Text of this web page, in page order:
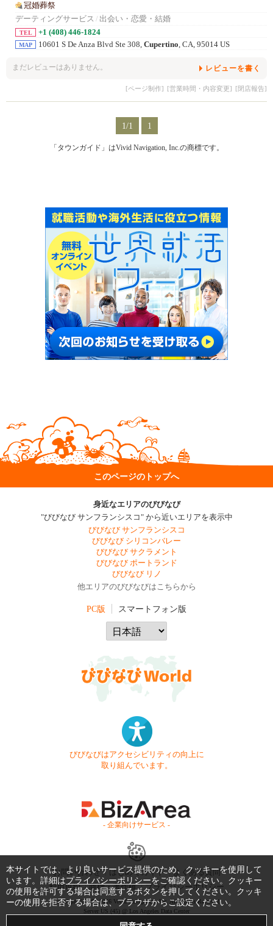
冠婚葬祭
デーティングサービス / 出会い・恋愛・結婚
TEL +1 (408) 446-1824
MAP 10601 S De Anza Blvd Ste 308, Cupertino, CA, 95014 US
まだレビューはありません。 レビューを書く
[ページ制作] [営業時間・内容変更] [閉店報告]
1/1 1
「タウンガイド」はVivid Navigation, Inc.の商標です。
このページのトップへ
身近なエリアのびびなび
"びびなび サンフランシスコ" から近いエリアを表示中
びびなび サンフランシスコ
びびなび シリコンバレー
びびなび サクラメント
びびなび ポートランド
びびなび リノ
他エリアのびびなびはこちらから
PC版 スマートフォン版
びびなびはアクセシビリティの向上に
取り組んでいます。
- 企業向けサービス -
お問い合わせ はじめてガイド
よくある質問
利用規約
商標・著作権 プライバシーポリシー
Copyright © 1999-2026 Vivid Navigation, Inc. All Rights Reserved.
Server US (45) @ Los Angeles Data Center
本サイトでは、より良いサービス提供のため、クッキーを使用して
います。詳細はプライバシーポリシーをご確認ください。クッキー
の使用を許可する場合は同意するボタンを押してください。クッキ
ーの使用を拒否する場合は、ブラウザからご設定ください。